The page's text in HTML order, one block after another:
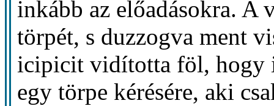
inkább az előadásokra. A
törpét, s duzzogva ment
icipicit vidította föl, hogy
egy törpe kérésére, aki